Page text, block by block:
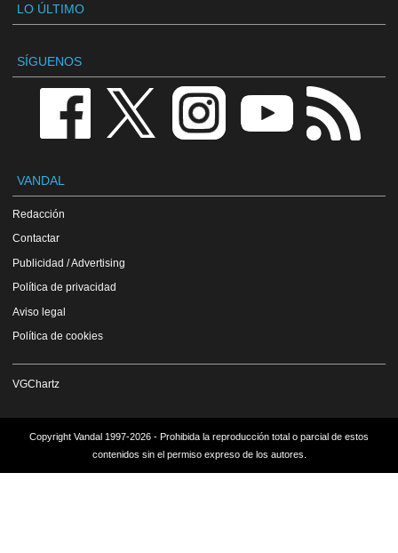
LO ÚLTIMO
SÍGUENOS
VANDAL
Redacción
Contactar
Publicidad / Advertising
Política de privacidad
Aviso legal
Política de cookies
VGChartz
Copyright Vandal 1997-2026 - Prohibida la reproducción total o parcial de estos
contenidos sin el permiso expreso de los autores.